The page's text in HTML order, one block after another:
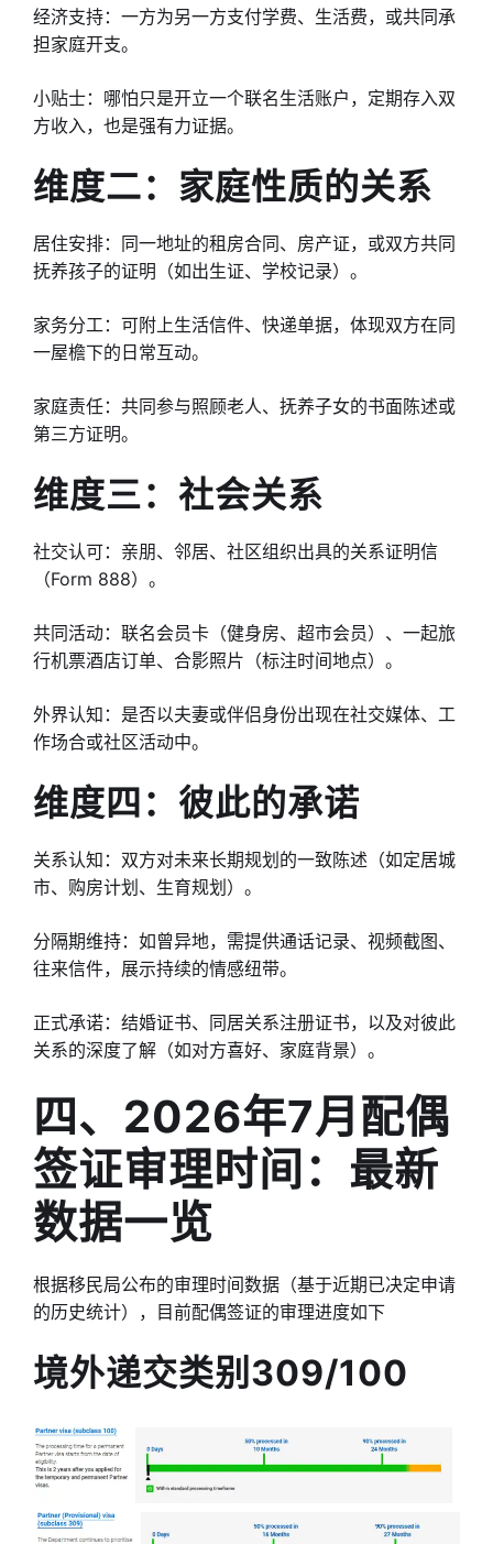
经济支持：一方为另一方支付学费、生活费，或共同承
担家庭开支。
小贴士：哪怕只是开立一个联名生活账户，定期存入双
方收入，也是强有力证据。
维度二：家庭性质的关系
居住安排：同一地址的租房合同、房产证，或双方共同
抚养孩子的证明（如出生证、学校记录）。
家务分工：可附上生活信件、快递单据，体现双方在同
一屋檐下的日常互动。
家庭责任：共同参与照顾老人、抚养子女的书面陈述或
第三方证明。
维度三：社会关系
社交认可：亲朋、邻居、社区组织出具的关系证明信
（Form 888）。
共同活动：联名会员卡（健身房、超市会员）、一起旅
行机票酒店订单、合影照片（标注时间地点）。
外界认知：是否以夫妻或伴侣身份出现在社交媒体、工
作场合或社区活动中。
维度四：彼此的承诺
关系认知：双方对未来长期规划的一致陈述（如定居城
市、购房计划、生育规划）。
分隔期维持：如曾异地，需提供通话记录、视频截图、
往来信件，展示持续的情感纽带。
正式承诺：结婚证书、同居关系注册证书，以及对彼此
关系的深度了解（如对方喜好、家庭背景）。
四、2026年7月配偶
签证审理时间：最新
数据一览
根据移民局公布的审理时间数据（基于近期已决定申请
的历史统计），目前配偶签证的审理进度如下
境外递交类别309/100